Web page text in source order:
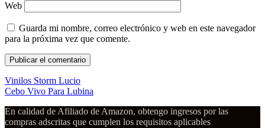
Web
Guarda mi nombre, correo electrónico y web en este navegador
para la próxima vez que comente.
Vinilos Storm Lucio
Cebo Vivo Para Lubina
En calidad de Afiliado de Amazon, obtengo ingresos por las
compras adscritas que cumplen los requisitos aplicables